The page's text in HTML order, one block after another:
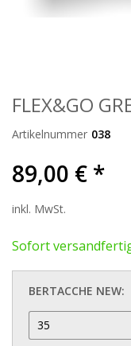
FLEX&GO
Artikelnummer 038
89,00 € *
inkl. MwSt.
Sofort
BERTACCHE NEW: